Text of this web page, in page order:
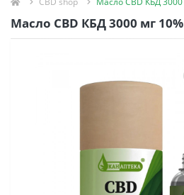
Масло CBD КБД 3000 мг 10%